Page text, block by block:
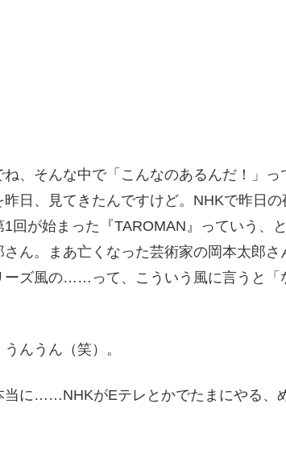
ね、そんな中で「こんなのあるんだ！」
昨日、見てきたんですけど。NHKで昨日
が始まった『TAROMAN』っていう、
さん。まあ亡くなった芸術家の岡本太郎
ーズ風の……って、こういう風に言うと「
うんうん（笑）。
当に……NHKがEテレとかでたまにやる、